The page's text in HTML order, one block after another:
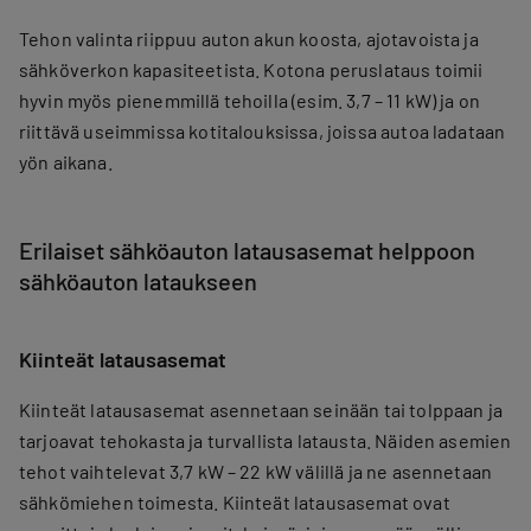
Tehon valinta riippuu auton akun koosta, ajotavoista ja
sähköverkon kapasiteetista. Kotona peruslataus toimii
hyvin myös pienemmillä tehoilla (esim. 3,7 – 11 kW) ja on
riittävä useimmissa kotitalouksissa, joissa autoa ladataan
yön aikana.
Erilaiset sähköauton latausasemat helppoon
sähköauton lataukseen
Kiinteät latausasemat
Kiinteät latausasemat asennetaan seinään tai tolppaan ja
tarjoavat tehokasta ja turvallista latausta. Näiden asemien
tehot vaihtelevat 3,7 kW – 22 kW välillä ja ne asennetaan
sähkömiehen toimesta. Kiinteät latausasemat ovat